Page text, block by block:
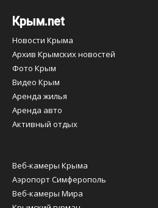
Крым.net
Новости Крыма
Архив Крымских новостей
Фото Крым
Видео Крым
Аренда жилья
Аренда авто
Активный отдых
Веб-камеры Крыма
Аэропорт Симферополь
Веб-камеры Мира